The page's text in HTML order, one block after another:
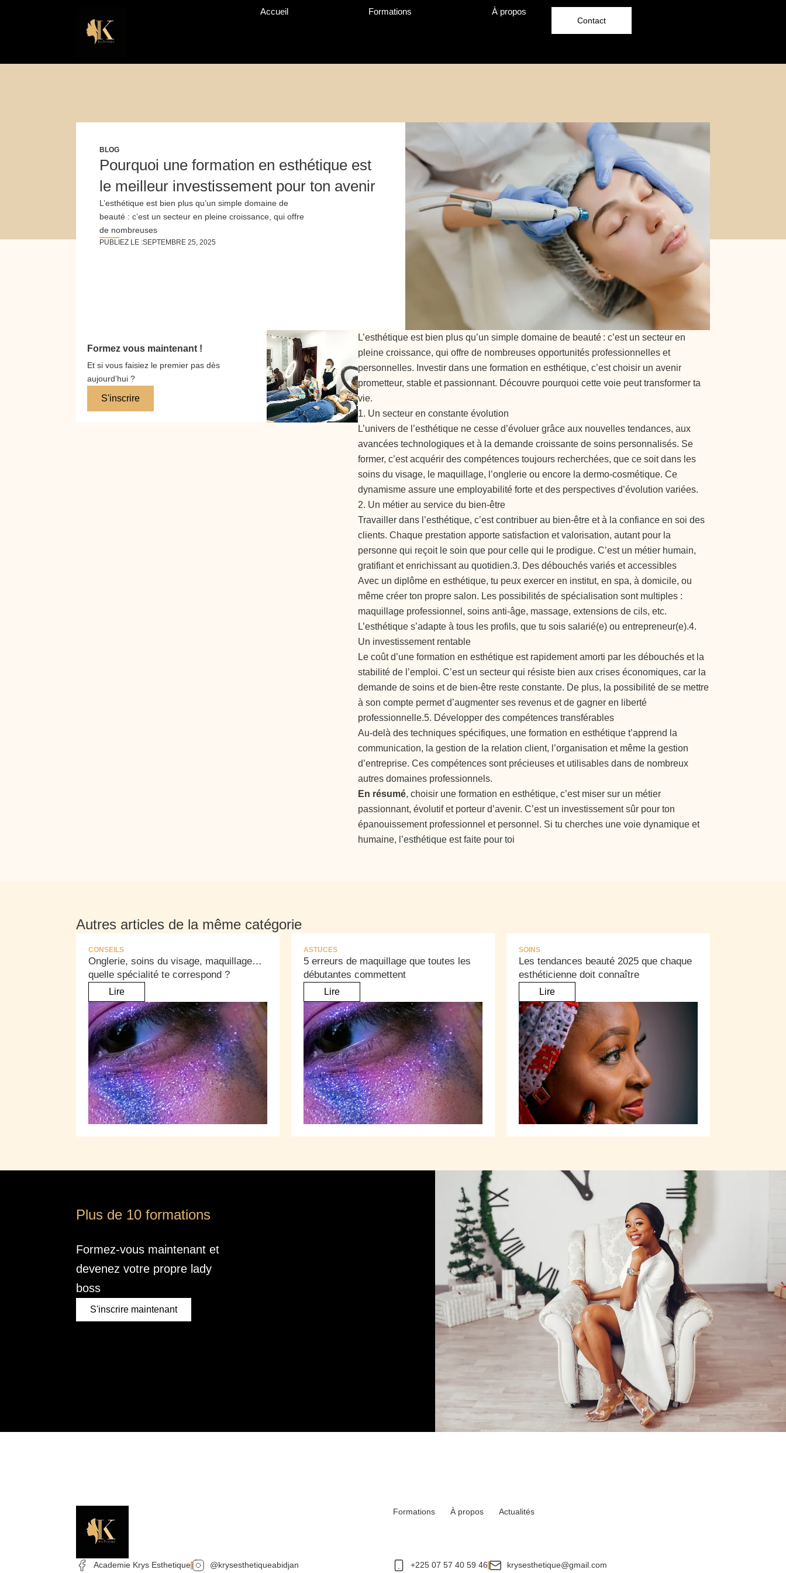
Accueil Formations À propos
Contact
BLOG
Pourquoi une formation en esthétique est
le meilleur investissement pour ton avenir
L’esthétique est bien plus qu’un simple domaine de
beauté : c’est un secteur en pleine croissance, qui offre
de nombreuses
PUBLIEZ LE :SEPTEMBRE 25, 2025
Formez vous maintenant !
Et si vous faisiez le premier pas dès
aujourd’hui ?
S'inscrire
L’esthétique est bien plus qu’un simple domaine de beauté : c’est un secteur en
pleine croissance, qui offre de nombreuses opportunités professionnelles et
personnelles. Investir dans une formation en esthétique, c’est choisir un avenir
prometteur, stable et passionnant. Découvre pourquoi cette voie peut transformer ta
vie.
1. Un secteur en constante évolution
L’univers de l’esthétique ne cesse d’évoluer grâce aux nouvelles tendances, aux
avancées technologiques et à la demande croissante de soins personnalisés. Se
former, c’est acquérir des compétences toujours recherchées, que ce soit dans les
soins du visage, le maquillage, l’onglerie ou encore la dermo-cosmétique. Ce
dynamisme assure une employabilité forte et des perspectives d’évolution variées.
2. Un métier au service du bien-être
Travailler dans l’esthétique, c’est contribuer au bien-être et à la confiance en soi des
clients. Chaque prestation apporte satisfaction et valorisation, autant pour la
personne qui reçoit le soin que pour celle qui le prodigue. C’est un métier humain,
gratifiant et enrichissant au quotidien.3. Des débouchés variés et accessibles
Avec un diplôme en esthétique, tu peux exercer en institut, en spa, à domicile, ou
même créer ton propre salon. Les possibilités de spécialisation sont multiples :
maquillage professionnel, soins anti-âge, massage, extensions de cils, etc.
L’esthétique s’adapte à tous les profils, que tu sois salarié(e) ou entrepreneur(e).4.
Un investissement rentable
Le coût d’une formation en esthétique est rapidement amorti par les débouchés et la
stabilité de l’emploi. C’est un secteur qui résiste bien aux crises économiques, car la
demande de soins et de bien-être reste constante. De plus, la possibilité de se mettre
à son compte permet d’augmenter ses revenus et de gagner en liberté
professionnelle.5. Développer des compétences transférables
Au-delà des techniques spécifiques, une formation en esthétique t’apprend la
communication, la gestion de la relation client, l’organisation et même la gestion
d’entreprise. Ces compétences sont précieuses et utilisables dans de nombreux
autres domaines professionnels.
En résumé, choisir une formation en esthétique, c’est miser sur un métier
passionnant, évolutif et porteur d’avenir. C’est un investissement sûr pour ton
épanouissement professionnel et personnel. Si tu cherches une voie dynamique et
humaine, l’esthétique est faite pour toi
Autres articles de la même catégorie
CONSEILS
Onglerie, soins du visage, maquillage…
quelle spécialité te correspond ?
Lire
ASTUCES
5 erreurs de maquillage que toutes les
débutantes commettent
Lire
SOINS
Les tendances beauté 2025 que chaque
esthéticienne doit connaître
Lire
Plus de 10 formations
Formez-vous maintenant et
devenez votre propre lady
boss
S'inscrire maintenant
Formations À propos Actualités
Academie Krys Esthetique @krysesthetiqueabidjan +225 07 57 40 59 46 krysesthetique@gmail.com